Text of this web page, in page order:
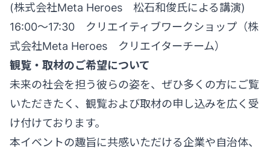
(株式会社Meta Heroes 松石和俊氏による講演)
16:00～17:30 クリエイティブワークショップ（株
式会社Meta Heroes クリエイターチーム）
観覧・取材のご希望について
未来の社会を担う彼らの姿を、ぜひ多くの方にご覧
いただきたく、観覧および取材の申し込みを広く受
け付けております。
本イベントの趣旨に共感いただける企業や自治体、